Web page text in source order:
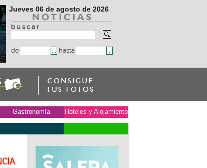
Jueves 06 de agosto de 2026
b u s c a r
de hasta
Gastronomía Hoteles y Alojamiento